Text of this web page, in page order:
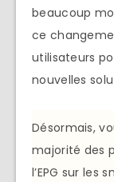
beaucoup
ce
utilisateurs
nouvelles
Désormais,
majorité des
l’EPG sur les